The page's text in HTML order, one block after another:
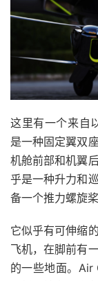
这里有一个来自
是一种固定翼双
机舱前部和机翼
乎是一种升力和
备一个推力螺旋桨
它似乎有可伸缩
飞机，在脚前有
的一些地面。Air